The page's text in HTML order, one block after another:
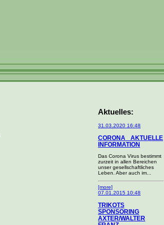
Aktuelles:
31.03.2020 16:48
CORONA _AKTUELLE
INFORMATION
Das Corona Virus bestimmt
zurzeit in allen Bereichen
unser gesellschaftliches
Leben. Aber auch im...
[more]
07.01.2015 10:48
TRIKOTS
SPONSORING
AXTER/WALTER